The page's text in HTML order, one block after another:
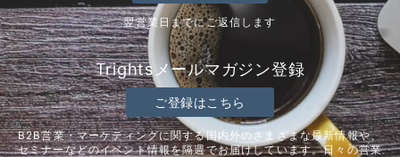
翌営業日までにご返信します
Trightsメールマガジン登録
ご登録はこちら
B2B営業・マーケティングに関する国内外のさまざまな最新情報や、
セミナーなどのイベント情報を隔週でお届けしています。日々の営業